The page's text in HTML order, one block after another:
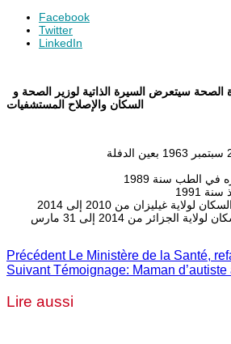
Facebook
Twitter
LinkedIn
السكان والإصلاح المستشفيات
الطب سنة 1989
1991
غيليزان من 2010 إلى 2014
كما عمل مديرا لصحة و السكان لولاية الجزائر من 2014 إلى 31 مارس
PrécédentLe Ministère de la Santé,
SuivantTémoignage: Maman
Lire aussi